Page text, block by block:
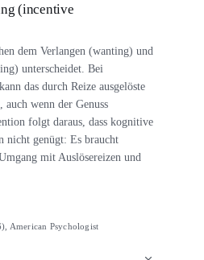
(incentive
dem Verlangen (wanting) und
unterscheidet. Bei
das durch Reize ausgelöste
auch wenn der Genuss
folgt daraus, dass kognitive
nicht genügt: Es braucht
mit Auslösereizen und
American Psychologist